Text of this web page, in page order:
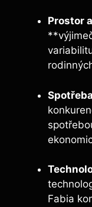
Prostor
Fabia